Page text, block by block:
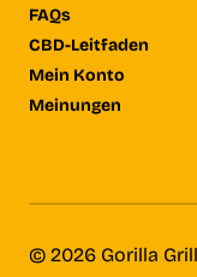
FAQs
CBD-Leitfaden
Mein Konto
Meinungen
© 2026 Gorilla